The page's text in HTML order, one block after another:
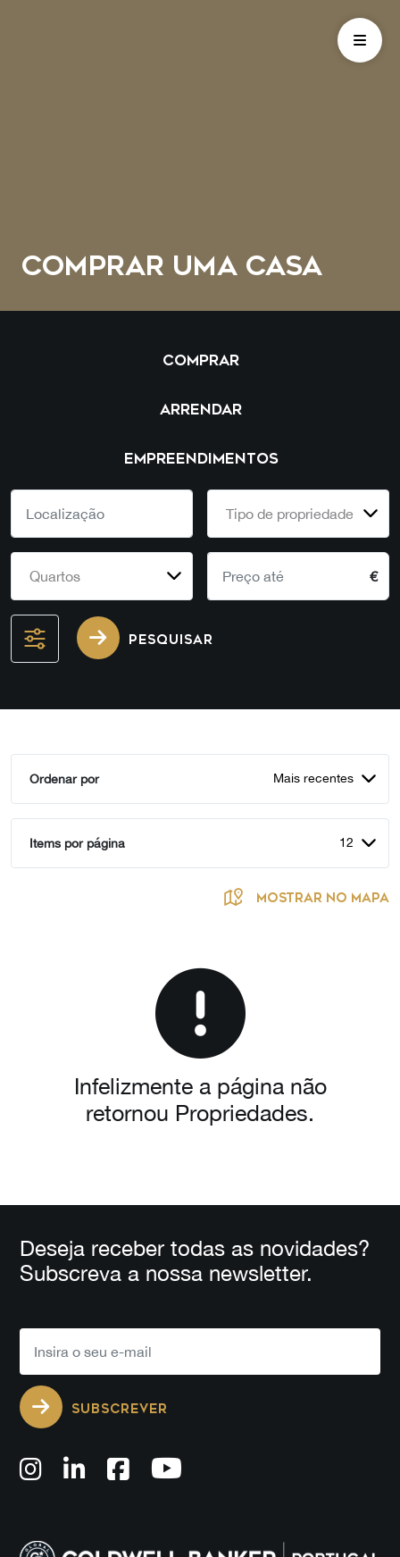
COMPRAR UMA CASA
COMPRAR
ARRENDAR
EMPREENDIMENTOS
Tipo de propriedade
Quartos €
PESQUISAR
Ordenar por Mais recentes
Items por página 12
MOSTRAR NO MAPA
Infelizmente a página não
retornou Propriedades.
Deseja receber todas as novidades?
Subscreva a nossa newsletter.
SUBSCREVER